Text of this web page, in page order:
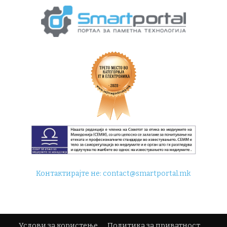
Контактирајте не:contact@smartportal.mk